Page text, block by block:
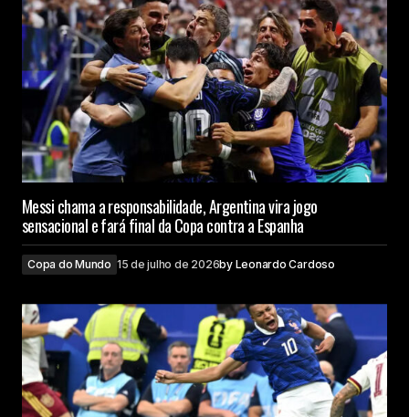
Messi chama a responsabilidade, Argentina vira jogo
sensacional e fará final da Copa contra a Espanha
Copa do Mundo 15 de julho de 2026by Leonardo Cardoso